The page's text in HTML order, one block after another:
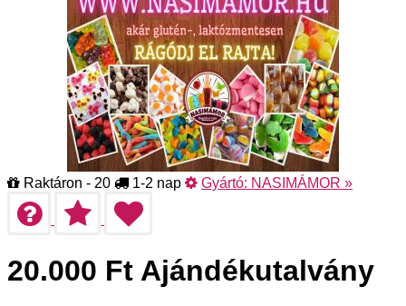
Raktáron - 20 1-2 nap Gyártó: NASIMÁMOR »
20.000 Ft Ajándékutalvány